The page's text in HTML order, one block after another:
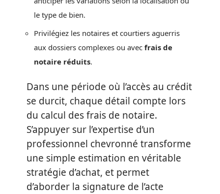
le type de bien.
Privilégiez les notaires et courtiers aguerris
aux dossiers complexes ou avec frais de
notaire réduits.
Dans une période où l’accès au crédit
se durcit, chaque détail compte lors
du calcul des frais de notaire.
S’appuyer sur l’expertise d’un
professionnel chevronné transforme
une simple estimation en véritable
stratégie d’achat, et permet
d’aborder la signature de l’acte